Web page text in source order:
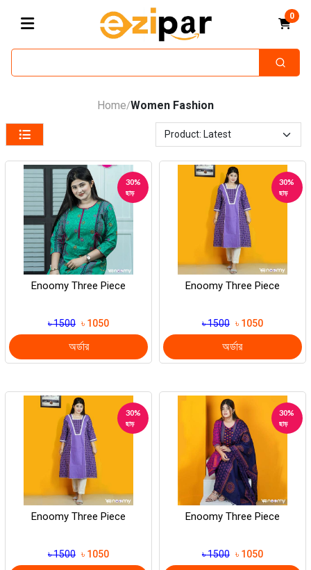
0
Home/Women Fashion
30%
ছাড়
Enoomy Three Piece
৳ 1500 ৳ 1050
অর্ডার
30%
ছাড়
Enoomy Three Piece
৳ 1500 ৳ 1050
অর্ডার
30%
ছাড়
Enoomy Three Piece
৳ 1500 ৳ 1050
30%
ছাড়
Enoomy Three Piece
৳ 1500 ৳ 1050